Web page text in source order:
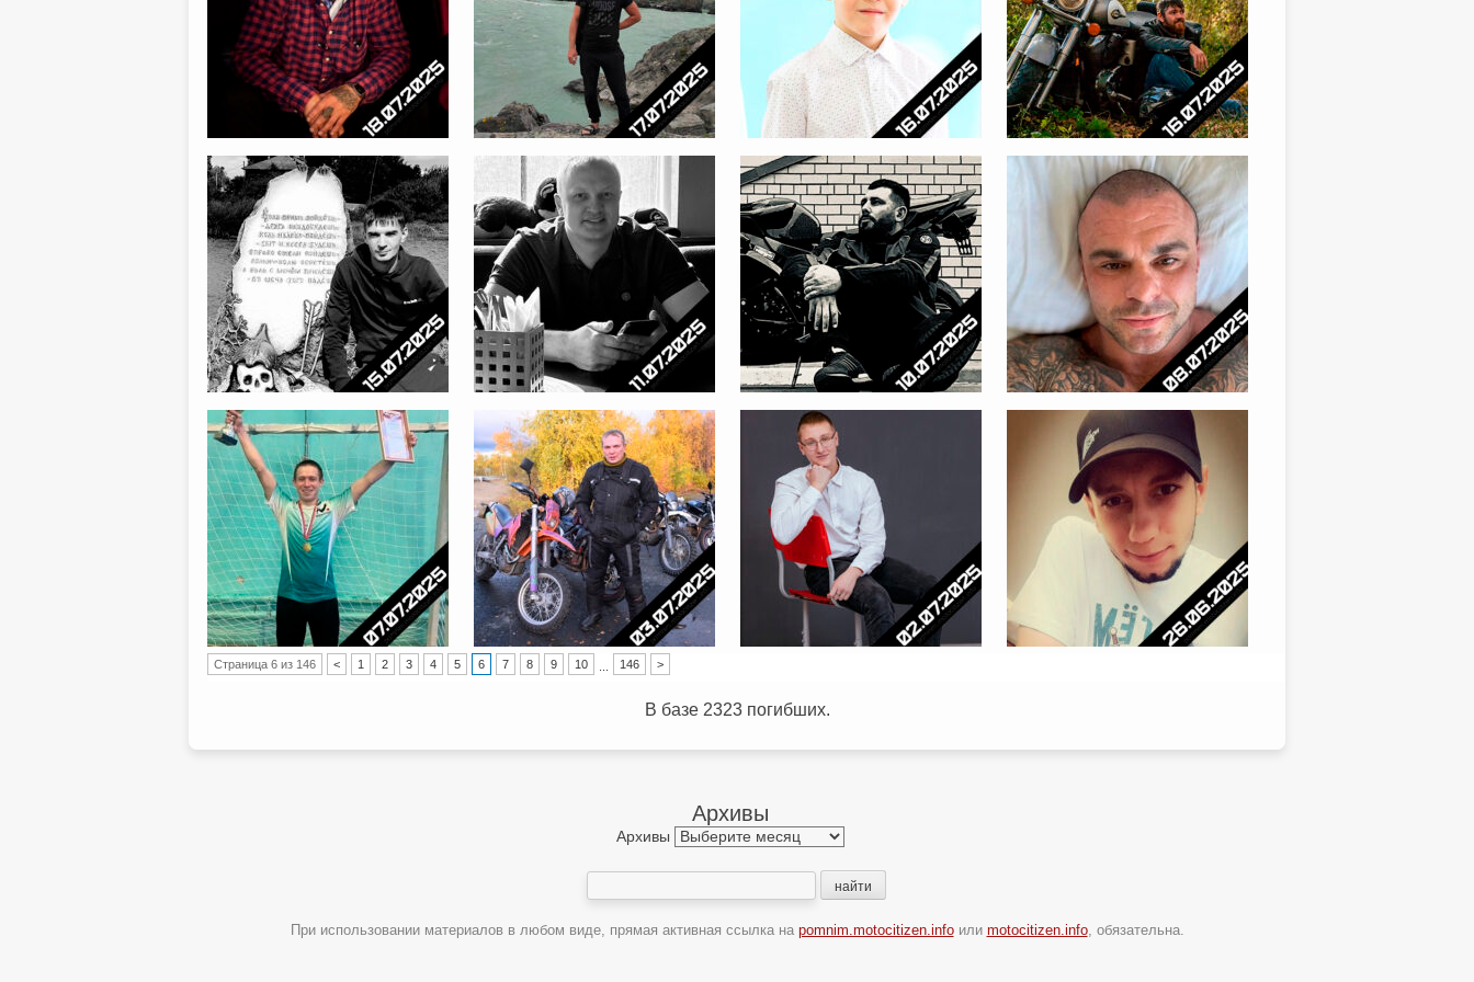
Post navigation
Страница 6 из 146 < 1 2 3 4 5 6 7 8 9 10 146 >
В базе 2323 погибших.
Архивы
Архивы
При использовании материалов в любом виде, прямая активная ссылка на pomnim.motocitizen.infoили motocitizen.info, обязательна.